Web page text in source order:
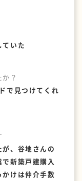
いた
？
で見つけてくれ
、谷地さんの
新築戸建購入
けは仲介手数